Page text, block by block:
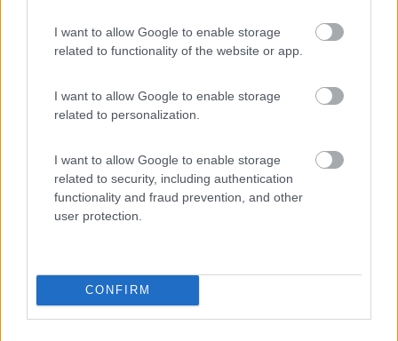
I want to allow Google to enable storage
related to functionality of the website or app.
I want to allow Google to enable storage
related to personalization.
I want to allow Google to enable storage
related to security, including authentication
functionality and fraud prevention, and other
user protection.
CONFIRM
Area di sosta (AA)
Area attrezzata Nuova Playa
6,7 39
Servizi / Posizione
Praia a Mare (CS) - 16.9km
Località Fiuzzi